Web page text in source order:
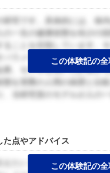
研究です。具体的には、体
の一生の健康状態を幼少の
ることを目指しています。
パラメータを変化させてモ
果、モデルを用いた計算か
を実際の人間の病歴と比
、当研究室のモデルが人の
この体験記の
た点やアドバイス
たいことをきちんと文章
この体験記の